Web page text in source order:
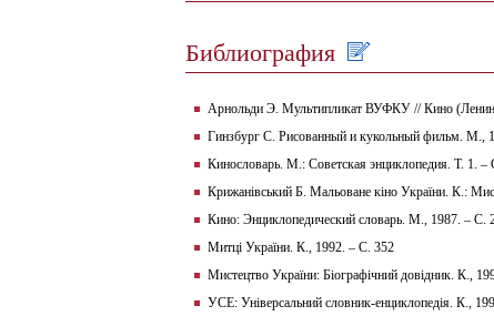
Библиография
Арнольди Э. Мультипликат ВУФКУ // Кино
Гинзбург С. Рисованный и кукольный фильм. М.,
Кинословарь. М.: Советская энциклопедия. Т. 1. –
Крижанівський Б. Мальоване кіно України. К.:
Кино: Энциклопедический словарь. М., 1987. – С.
Митці України. К., 1992. – С. 352
Мистецтво України: Біографічний довідник. К.,
УСЕ: Універсальний словник-енциклопедія. К.,